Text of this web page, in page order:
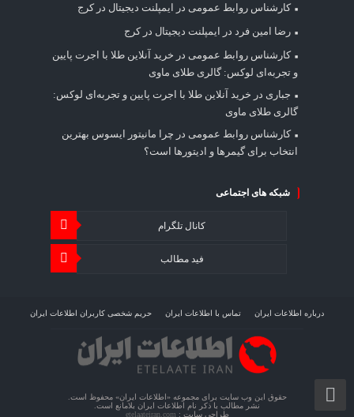
کارشناس روابط عمومی در
ایمپلنت دیجیتال در کرج
رضا امین فرد در
ایمپلنت دیجیتال در کرج
کارشناس روابط عمومی در خرید آنلاین طلا با اجرت پایین
و تجربه‌ای لوکس: گالری طلای ماوی
جباری در خرید آنلاین طلا با اجرت پایین و تجربه‌ای لوکس:
گالری طلای ماوی
کارشناس روابط عمومی در چرا مانیتور ایسوس بهترین
انتخاب برای گیمرها و ادیتورها است؟
شبکه های اجتماعی
کانال تلگرام
فید مطالب
درباره اطلاعات ایران تماس با اطلاعات ایران حریم شخصی کاربران اطلاعات ایران
شرایط بازنشر محتوا در اطلاعات ایران تبلیغات در اطلاعات ایران تحلیل اطلاعات سرمایه
حقوق این وب سایت برای مجموعه «اطلاعات‌ ایران» محفوظ است.
نشر مطالب با ذکر نام اطلاعات‌ ایران بلامانع است.
طراحی سایت :